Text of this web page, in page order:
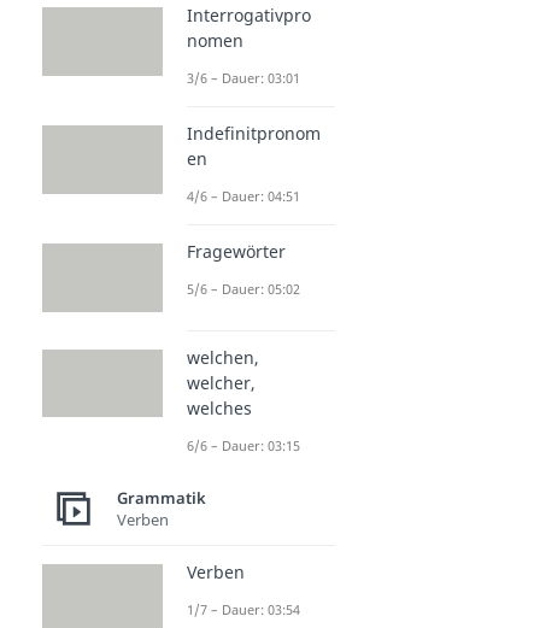
Interrogativpro
nomen
3/6 – Dauer: 03:01
Indefinitpronom
en
4/6 – Dauer: 04:51
Fragewörter
5/6 – Dauer: 05:02
welchen,
welcher,
welches
6/6 – Dauer: 03:15
Grammatik
Verben
Verben
1/7 – Dauer: 03:54